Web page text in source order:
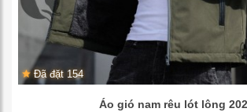
Đã đặt 154
Áo gió nam rêu lót lông